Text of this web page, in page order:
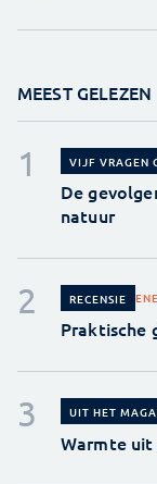
MEEST GELEZEN
VIJF VRAGEN
De
natuur
RECENSIE
Praktische
UIT HET
Warmte uit